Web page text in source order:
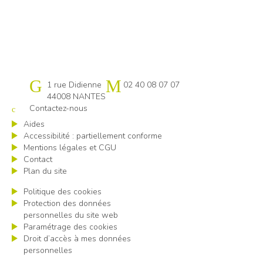
Cap emploi 44
1 rue Didienne
44008 NANTES
02 40 08 07 07
Contactez-nous
Aides
Accessibilité : partiellement conforme
Mentions légales et CGU
Contact
Plan du site
Politique des cookies
Protection des données
personnelles du site web
Paramétrage des cookies
Droit d’accès à mes données
personnelles